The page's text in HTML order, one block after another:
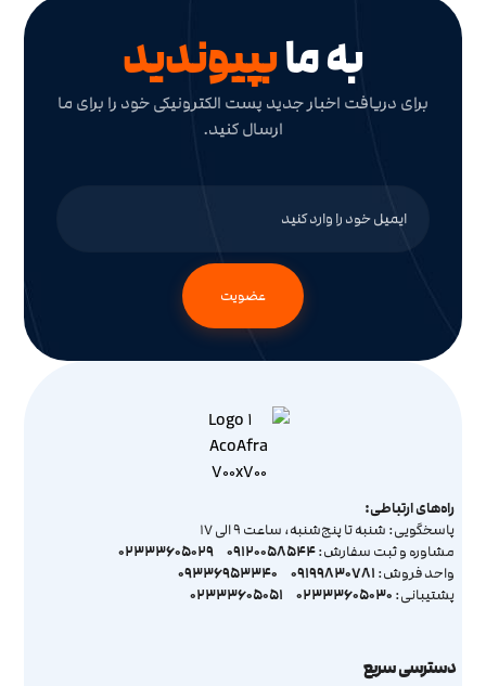
به مابپیوندید
برای دریافت اخبار جدید پست الکترونیکی خود را برای ما
ارسال کنید.
عضویت
راه‌های ارتباطی:
پاسخگویی: شنبه تا پنج‌شنبه، ساعت 9 الی 17
مشاوره و ثبت سفارش:09120058544
02333605029
واحد فروش: 09199830781
09336953340
پشتیبانی: 02333605030
02333605051
دسترسی سریع